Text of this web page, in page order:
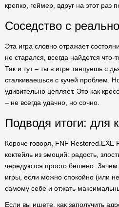
крепко, геймер, вдруг на этот раз
Соседство с
Эта игра словно отражает
не старался, всегда найдется что-
Так и тут – ты в игре танцуешь с
сталкиваешься с кучей проблем.
удивительно цепляет. Это как
– не всегда удачно, но сочно.
Подводя итоги: для
Короче говоря, FNF Restored.EXE
коктейль из эмоций: радость,
чередуются просто бешено.
игры, если можно спокойно (или
самому себе и отжать
Если вы ищете, как заполучить